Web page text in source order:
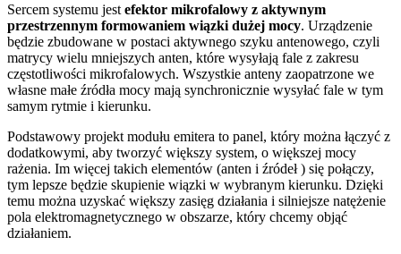
Sercem systemu jest efektor mikrofalowy z aktywnym
przestrzennym formowaniem wiązki dużej mocy. Urządzenie
będzie zbudowane w postaci aktywnego szyku antenowego, czyli
matrycy wielu mniejszych anten, które wysyłają fale z zakresu
częstotliwości mikrofalowych. Wszystkie anteny zaopatrzone we
własne małe źródła mocy mają synchronicznie wysyłać fale w tym
samym rytmie i kierunku.
Podstawowy projekt modułu emitera to panel, który można łączyć z
dodatkowymi, aby tworzyć większy system, o większej mocy
rażenia. Im więcej takich elementów (anten i źródeł ) się połączy,
tym lepsze będzie skupienie wiązki w wybranym kierunku. Dzięki
temu można uzyskać większy zasięg działania i silniejsze natężenie
pola elektromagnetycznego w obszarze, który chcemy objąć
działaniem.